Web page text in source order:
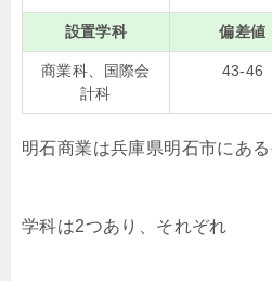
設置学科 偏差値
商業科、国際会
計科
43-46
明石商業は兵庫県明石市にあ
学科は2つあり、それぞれ